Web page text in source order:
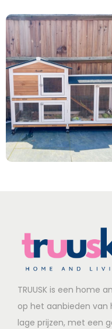
TRUUSK is een home
op het aanbieden
lage prijzen, met een